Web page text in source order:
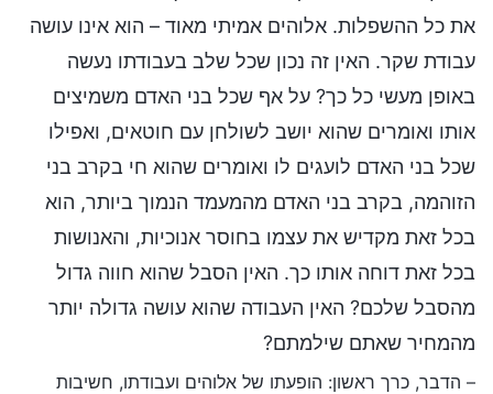
את כל ההשפלות. אלוהים אמיתי מאוד – הוא אינו עושה
עבודת שקר. האין זה נכון שכל שלב בעבודתו נעשה
באופן מעשי כל כך? על אף שכל בני האדם משמיצים
אותו ואומרים שהוא יושב לשולחן עם חוטאים, ואפילו
שכל בני האדם לועגים לו ואומרים שהוא חי בקרב בני
הזוהמה, בקרב בני האדם מהמעמד הנמוך ביותר, הוא
בכל זאת מקדיש את עצמו בחוסר אנוכיות, והאנושות
בכל זאת דוחה אותו כך. האין הסבל שהוא חווה גדול
מהסבל שלכם? האין העבודה שהוא עושה גדולה יותר
מהמחיר שאתם שילמתם?
– הדבר, כרך ראשון: הופעתו של אלוהים ועבודתו, חשיבות